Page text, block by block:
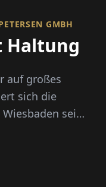
GMBH
Haltung
auf großes
sich die
Wiesbaden seit